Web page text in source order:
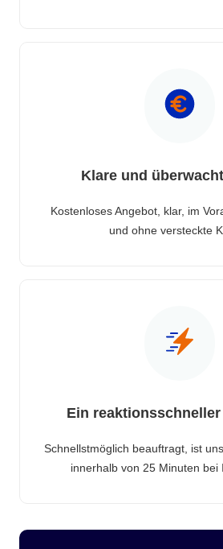
Klare und
Kostenloses Angebot, klar, im
und ohne versteckte
Ein
Schnellstmöglich beauftragt, ist
innerhalb von 25 Minuten bei